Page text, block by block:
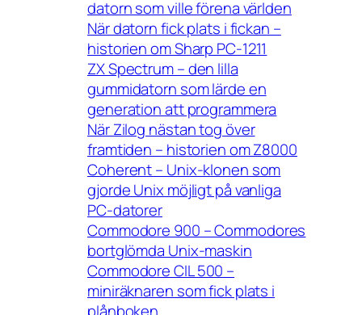
datorn som ville förena världen
När datorn fick plats i fickan –
historien om Sharp PC-1211
ZX Spectrum – den lilla
gummidatorn som lärde en
generation att programmera
När Zilog nästan tog över
framtiden – historien om Z8000
Coherent – Unix-klonen som
gjorde Unix möjligt på vanliga
PC-datorer
Commodore 900 – Commodores
bortglömda Unix-maskin
Commodore CIL 500 –
miniräknaren som fick plats i